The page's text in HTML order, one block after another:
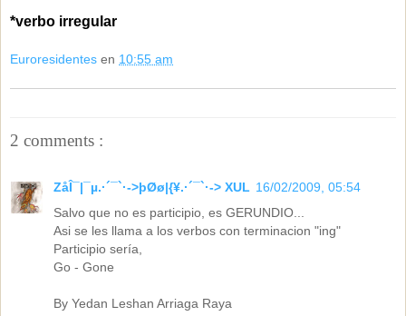
*verbo irregular
Euroresidentesen 10:55 am
2 comments :
ZåÎ¯|¯µ.·´¯`·->þØø|{¥.·´¯`·-> XUL 16/02/2009, 05:54
Salvo que no es participio, es GERUNDIO...
Asi se les llama a los verbos con terminacion "ing"
Participio sería,
Go - Gone
By Yedan Leshan Arriaga Raya